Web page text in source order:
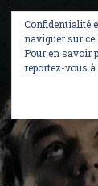
content
Confidentialité
naviguer sur ce
Pour en savoir
reportez-vous à